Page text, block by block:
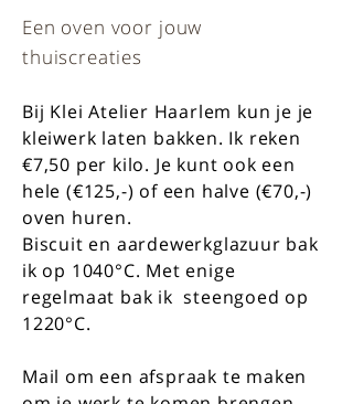
Een oven voor jouw
thuiscreaties
Bij Klei Atelier Haarlem kun je je
kleiwerk laten bakken. Ik reken
€7,50 per kilo. Je kunt ook een
hele (€125,-) of een halve (€70,-)
oven huren.
Biscuit en aardewerkglazuur bak
ik op 1040°C. Met enige
regelmaat bak ik steengoed op
1220°C.
Mail om een afspraak te maken